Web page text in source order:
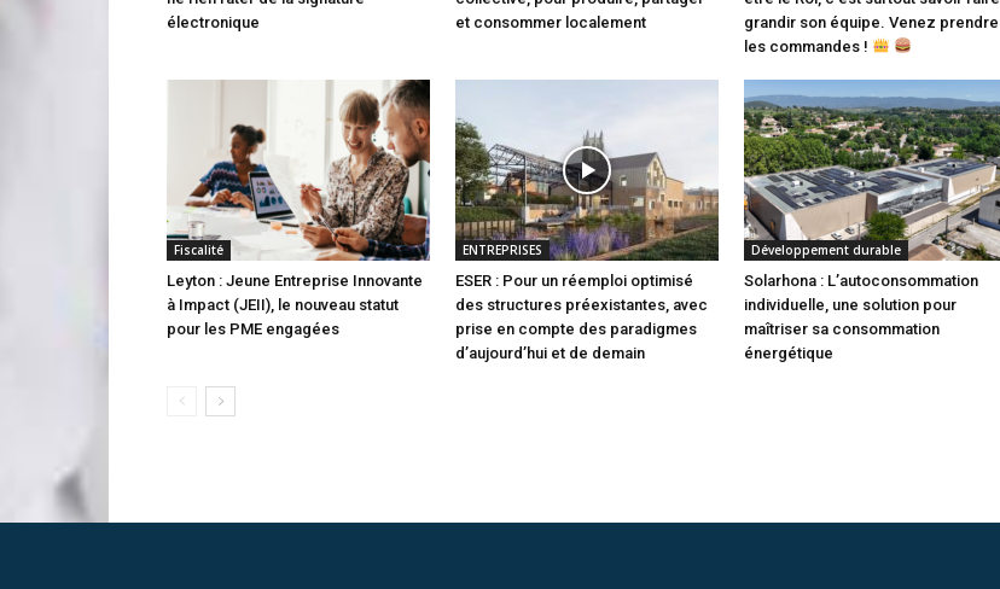
électronique
et consommer localement
grandir son équipe. Venez prendre
les commandes !
Fiscalité
Leyton : Jeune Entreprise Innovante
à Impact (JEII), le nouveau statut
pour les PME engagées
ENTREPRISES
ESER : Pour un réemploi optimisé
des structures préexistantes, avec
prise en compte des paradigmes
d’aujourd’hui et de demain
Développement durable
Solarhona : L’autoconsommation
individuelle, une solution pour
maîtriser sa consommation
énergétique